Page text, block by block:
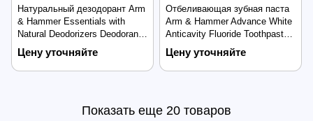
Натуральный дезодорант Arm
& Hammer Essentials with
Natural Deodorizers Deodorant
71 g (Подробнее)
Цену уточняйте
Отбеливающая зубная паста
Arm & Hammer Advance White
Anticavity Fluoride Toothpaste
170 g (Mint)
Цену уточняйте
Показать еще 20 товаров